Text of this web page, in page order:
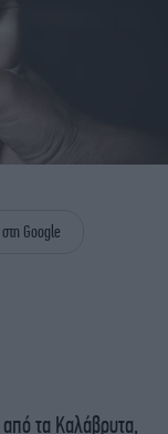
Google
τα Καλάβρυτα,